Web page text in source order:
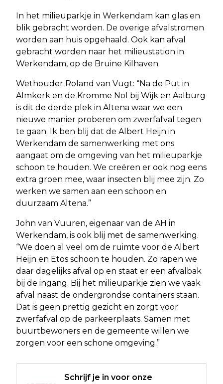
In het milieuparkje in Werkendam kan glas en
blik gebracht worden. De overige afvalstromen
worden aan huis opgehaald. Ook kan afval
gebracht worden naar het milieustation in
Werkendam, op de Bruine Kilhaven.
Wethouder Roland van Vugt: “Na de Put in
Almkerk en de Kromme Nol bij Wijk en Aalburg
is dit de derde plek in Altena waar we een
nieuwe manier proberen om zwerfafval tegen
te gaan. Ik ben blij dat de Albert Heijn in
Werkendam de samenwerking met ons
aangaat om de omgeving van het milieuparkje
schoon te houden. We creëren er ook nog eens
extra groen mee, waar insecten blij mee zijn. Zo
werken we samen aan een schoon en
duurzaam Altena.”
John van Vuuren, eigenaar van de AH in
Werkendam, is ook blij met de samenwerking.
“We doen al veel om de ruimte voor de Albert
Heijn en Etos schoon te houden. Zo rapen we
daar dagelijks afval op en staat er een afvalbak
bij de ingang. Bij het milieuparkje zien we vaak
afval naast de ondergrondse containers staan.
Dat is geen prettig gezicht en zorgt voor
zwerfafval op de parkeerplaats. Samen met
buurtbewoners en de gemeente willen we
zorgen voor een schone omgeving.”
Schrijf je in voor onze